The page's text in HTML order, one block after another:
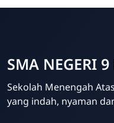
SMA NEGERI
Sekolah Menengah
yang indah, nyaman